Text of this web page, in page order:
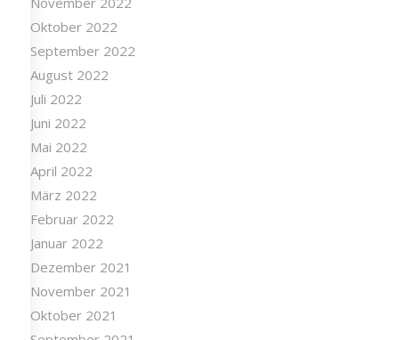
November 2022
Oktober 2022
September 2022
August 2022
Juli 2022
Juni 2022
Mai 2022
April 2022
März 2022
Februar 2022
Januar 2022
Dezember 2021
November 2021
Oktober 2021